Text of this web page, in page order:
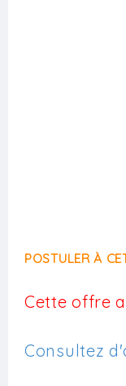
POSTULER À
Cette offre
Consultez